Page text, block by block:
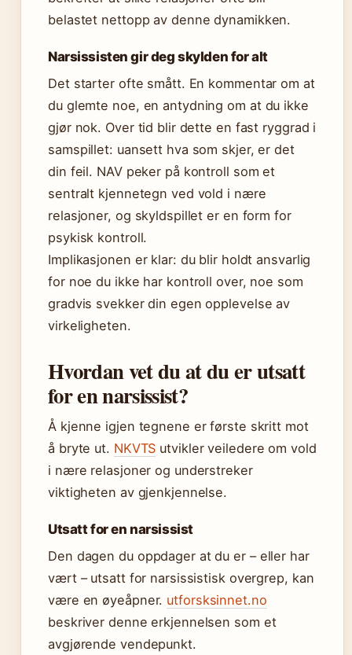
belastet nettopp av denne dynamikken.
Narsissisten gir deg skylden for alt
Det starter ofte smått. En kommentar om at
du glemte noe, en antydning om at du ikke
gjør nok. Over tid blir dette en fast ryggrad i
samspillet: uansett hva som skjer, er det
din feil. NAV peker på kontroll som et
sentralt kjennetegn ved vold i nære
relasjoner, og skyldspillet er en form for
psykisk kontroll.
Implikasjonen er klar: du blir holdt ansvarlig
for noe du ikke har kontroll over, noe som
gradvis svekker din egen opplevelse av
virkeligheten.
Hvordan vet du at du er utsatt
for en narsissist?
Å kjenne igjen tegnene er første skritt mot
å bryte ut. NKVTS utvikler veiledere om vold
i nære relasjoner og understreker
viktigheten av gjenkjennelse.
Utsatt for en narsissist
Den dagen du oppdager at du er – eller har
vært – utsatt for narsissistisk overgrep, kan
være en øyeåpner. utforsksinnet.no
beskriver denne erkjennelsen som et
avgjørende vendepunkt.